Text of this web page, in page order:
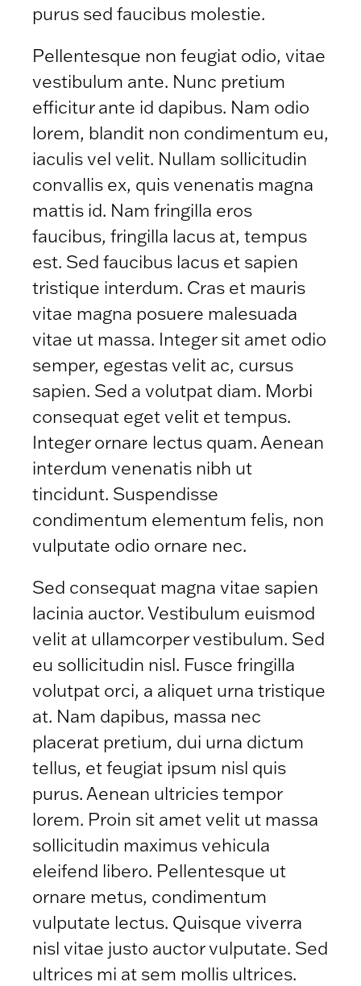
purus sed faucibus molestie.
Pellentesque non feugiat odio, vitae
vestibulum ante. Nunc pretium
efficitur ante id dapibus. Nam odio
lorem, blandit non condimentum eu,
iaculis vel velit. Nullam sollicitudin
convallis ex, quis venenatis magna
mattis id. Nam fringilla eros
faucibus, fringilla lacus at, tempus
est. Sed faucibus lacus et sapien
tristique interdum. Cras et mauris
vitae magna posuere malesuada
vitae ut massa. Integer sit amet odio
semper, egestas velit ac, cursus
sapien. Sed a volutpat diam. Morbi
consequat eget velit et tempus.
Integer ornare lectus quam. Aenean
interdum venenatis nibh ut
tincidunt. Suspendisse
condimentum elementum felis, non
vulputate odio ornare nec.
Sed consequat magna vitae sapien
lacinia auctor. Vestibulum euismod
velit at ullamcorper vestibulum. Sed
eu sollicitudin nisl. Fusce fringilla
volutpat orci, a aliquet urna tristique
at. Nam dapibus, massa nec
placerat pretium, dui urna dictum
tellus, et feugiat ipsum nisl quis
purus. Aenean ultricies tempor
lorem. Proin sit amet velit ut massa
sollicitudin maximus vehicula
eleifend libero. Pellentesque ut
ornare metus, condimentum
vulputate lectus. Quisque viverra
nisl vitae justo auctor vulputate. Sed
ultrices mi at sem mollis ultrices.